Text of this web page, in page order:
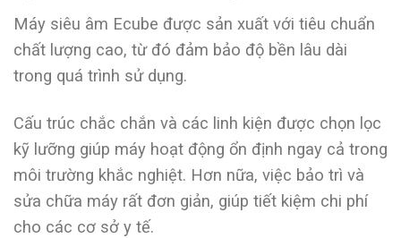
Máy siêu âm Ecube được sản xuất với tiêu chuẩn
chất lượng cao, từ đó đảm bảo độ bền lâu dài
trong quá trình sử dụng.
Cấu trúc chắc chắn và các linh kiện được chọn lọc
kỹ lưỡng giúp máy hoạt động ổn định ngay cả trong
môi trường khắc nghiệt. Hơn nữa, việc bảo trì và
sửa chữa máy rất đơn giản, giúp tiết kiệm chi phí
cho các cơ sở y tế.